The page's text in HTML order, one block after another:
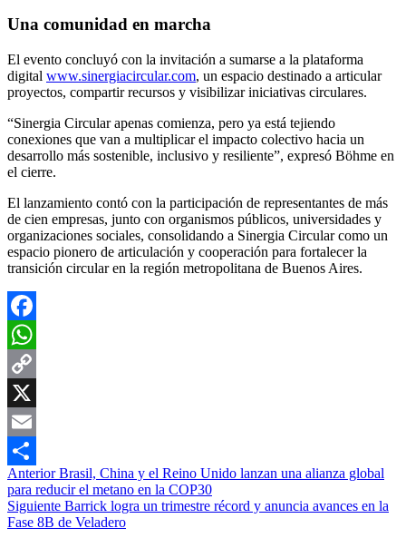
Una comunidad en marcha
El evento concluyó con la invitación a sumarse a la plataforma
digital www.sinergiacircular.com, un espacio destinado a articular
proyectos, compartir recursos y visibilizar iniciativas circulares.
“Sinergia Circular apenas comienza, pero ya está tejiendo
conexiones que van a multiplicar el impacto colectivo hacia un
desarrollo más sostenible, inclusivo y resiliente”, expresó Böhme en
el cierre.
El lanzamiento contó con la participación de representantes de más
de cien empresas, junto con organismos públicos, universidades y
organizaciones sociales, consolidando a Sinergia Circular como un
espacio pionero de articulación y cooperación para fortalecer la
transición circular en la región metropolitana de Buenos Aires.
Facebook
WhatsApp
Copy
Link
X
Email
Compartir
Navegación
de
entradas
AnteriorBrasil, China y el Reino Unido lanzan una alianza global
para reducir el metano en la COP30
Siguiente Barrick logra un trimestre récord y anuncia avances en la
Fase 8B de Veladero